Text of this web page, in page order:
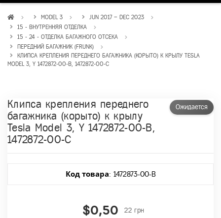
MODEL 3
JUN 2017 – DEC 2023
15 - ВНУТРЕННЯЯ ОТДЕЛКА
15 - 24 - ОТДЕЛКА БАГАЖНОГО ОТСЕКА
ПЕРЕДНИЙ БАГАЖНИК (FRUNK)
КЛИПСА КРЕПЛЕНИЯ ПЕРЕДНЕГО БАГАЖНИКА (КОРЫТО) К КРЫЛУ TESLA
MODEL 3, Y 1472872-00-B, 1472872-00-C
Ожидается
Клипса крепления переднего
багажника (корыто) к крылу
Tesla Model 3, Y 1472872-00-B,
1472872-00-C
Код товара: 1472873-00-B
$0,50 22 грн